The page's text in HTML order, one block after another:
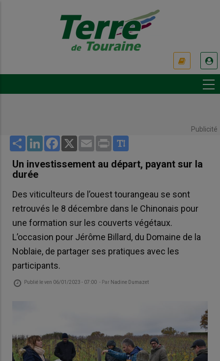
Publicité
Share LinkedInFacebook
X Email Print
Un investissement au départ, payant sur la
durée
Des viticulteurs de l’ouest tourangeau se sont
retrouvés le 8 décembre dans le Chinonais pour
une formation sur les couverts végétaux.
L’occasion pour Jérôme Billard, du Domaine de la
Noblaie, de partager ses pratiques avec les
participants.
Publié leven 06/01/2023 - 07:00 - Par Nadine Dumazet